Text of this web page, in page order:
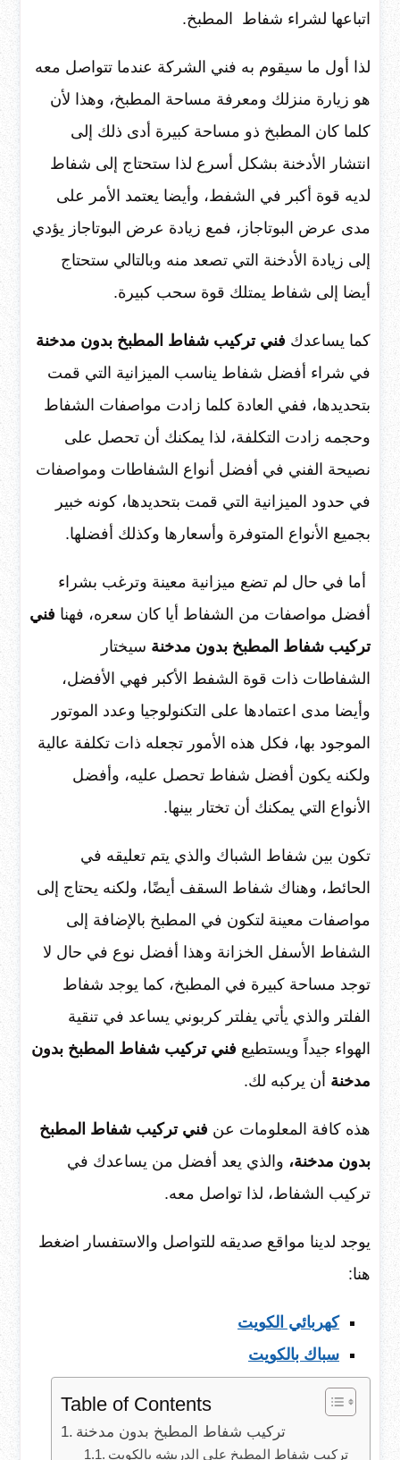
اتباعها لشراء شفاط المطبخ.
لذا أول ما سيقوم به فني الشركة عندما تتواصل معه
هو زيارة منزلك ومعرفة مساحة المطبخ، وهذا لأن
كلما كان المطبخ ذو مساحة كبيرة أدى ذلك إلى
انتشار الأدخنة بشكل أسرع لذا ستحتاج إلى شفاط
لديه قوة أكبر في الشفط، وأيضا يعتمد الأمر على
مدى عرض البوتاجاز، فمع زيادة عرض البوتاجاز يؤدي
إلى زيادة الأدخنة التي تصعد منه وبالتالي ستحتاج
أيضا إلى شفاط يمتلك قوة سحب كبيرة.
كما يساعدك فني تركيب شفاط المطبخ بدون مدخنة
في شراء أفضل شفاط يناسب الميزانية التي قمت
بتحديدها، ففي العادة كلما زادت مواصفات الشفاط
وحجمه زادت التكلفة، لذا يمكنك أن تحصل على
نصيحة الفني في أفضل أنواع الشفاطات ومواصفات
في حدود الميزانية التي قمت بتحديدها، كونه خبير
بجميع الأنواع المتوفرة وأسعارها وكذلك أفضلها.
أما في حال لم تضع ميزانية معينة وترغب بشراء
أفضل مواصفات من الشفاط أيا كان سعره، فهنا فني
تركيب شفاط المطبخ بدون مدخنة سيختار
الشفاطات ذات قوة الشفط الأكبر فهي الأفضل،
وأيضا مدى اعتمادها على التكنولوجيا وعدد الموتور
الموجود بها، فكل هذه الأمور تجعله ذات تكلفة عالية
ولكنه يكون أفضل شفاط تحصل عليه، وأفضل
الأنواع التي يمكنك أن تختار بينها.
تكون بين شفاط الشباك والذي يتم تعليقه في
الحائط، وهناك شفاط السقف أيضًا، ولكنه يحتاج إلى
مواصفات معينة لتكون في المطبخ بالإضافة إلى
الشفاط الأسفل الخزانة وهذا أفضل نوع في حال لا
توجد مساحة كبيرة في المطبخ، كما يوجد شفاط
الفلتر والذي يأتي يفلتر كربوني يساعد في تنقية
الهواء جيداً ويستطيع فني تركيب شفاط المطبخ بدون
مدخنة أن يركبه لك.
هذه كافة المعلومات عن فني تركيب شفاط المطبخ
بدون مدخنة، والذي يعد أفضل من يساعدك في
تركيب الشفاط، لذا تواصل معه.
يوجد لدينا مواقع صديقه للتواصل والاستفسار اضغط
هنا:
كهربائي الكويت
سباك بالكويت
Table of Contents
تركيب شفاط المطبخ بدون مدخنة
تركيب شفاط المطبخ على الدريشه بالكويت